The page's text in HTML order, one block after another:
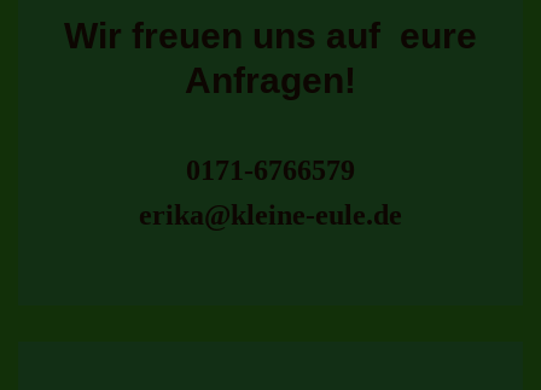
Wir freuen uns auf eure
Anfragen!
0171-6766579
erika@kleine-eule.de